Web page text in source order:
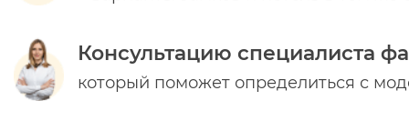
Консультацию специалиста
который поможет определиться с